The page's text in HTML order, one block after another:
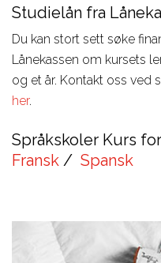
Studielån fra
Du kan stort sett søke
Lånekassen om kursets
og et år. Kontakt oss ved
her.
Språkskoler Kurs
Fransk / Spansk